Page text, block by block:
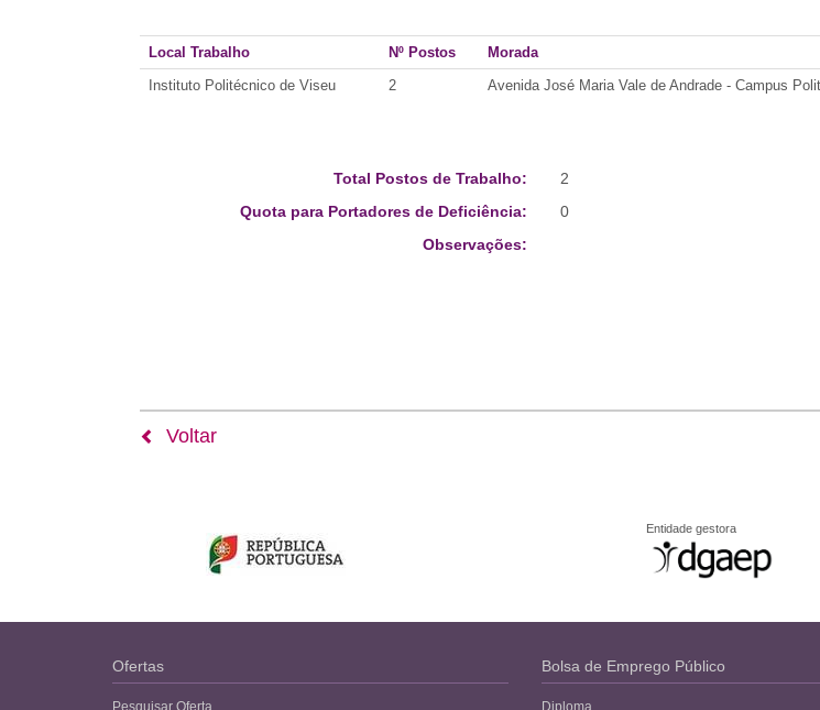
Local Trabalho Nº Postos Morada
Instituto Politécnico de Viseu
2 Avenida José Maria Vale de Andrade - Campus
Total Postos de Trabalho:
2
Quota para Portadores de Deficiência:
0
Observações:
Voltar
Entidade gestora
Ofertas
Pesquisar Oferta
Bolsa de Emprego Público
Diploma